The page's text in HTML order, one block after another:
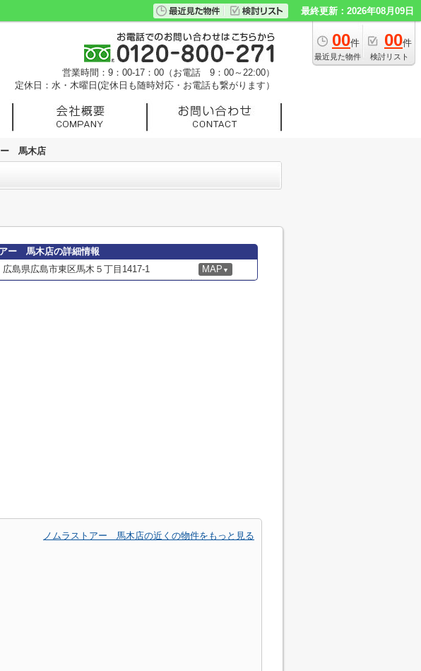
最終更新：2026年08月09日
00件
最近見た物件
00件
検討リスト
営業時間：9：00-17：00（お電話 9：00～22:00）
定休日：水・木曜日(定休日も随時対応・お電話も繋がります）
ー 馬木店
ー 馬木店の詳細情報
広島県広島市東区馬木５丁目1417-1 MAP ▼
ノムラストアー 馬木店の近くの物件をもっと見る